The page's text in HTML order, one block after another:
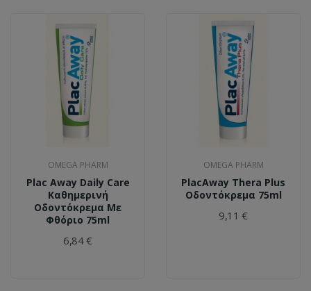
OMEGA PHARM
Plac Away Daily Care
Καθημερινή
Οδοντόκρεμα Με
Φθόριο 75ml
6,84 €
OMEGA PHARM
PlacAway Thera Plus
Οδοντόκρεμα 75ml
9,11 €